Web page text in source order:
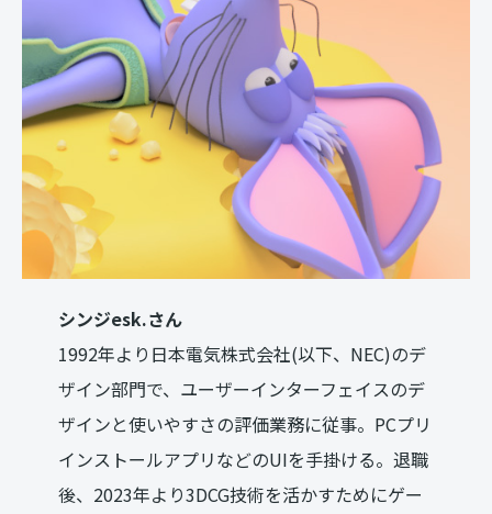
シンジesk.さん
1992年より日本電気株式会社(以下、NEC)のデ
ザイン部門で、ユーザーインターフェイスのデ
ザインと使いやすさの評価業務に従事。PCプリ
インストールアプリなどのUIを手掛ける。退職
後、2023年より3DCG技術を活かすためにゲー